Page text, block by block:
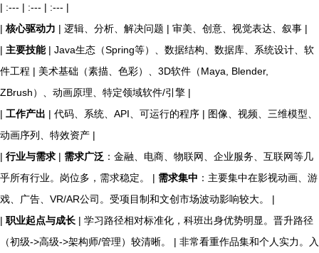
| :--- | :--- | :--- |
| 核心驱动力 | 逻辑、分析、解决问题 | 审美、创意、视觉表达、叙事 |
| 主要技能| Java生态（Spring等）、数据结构、数据库、系统设计、软
件工程 | 美术基础（素描、色彩）、3D软件（Maya, Blender,
ZBrush）、动画原理、特定领域软件/引擎 |
| 工作产出 | 代码、系统、API、可运行的程序 | 图像、视频、三维模型、
动画序列、特效资产 |
| 行业与需求 | 需求广泛 ：金融、电商、物联网、企业服务、互联网等几
乎所有行业。岗位多，需求稳定。 | 需求集中 ：主要集中在影视动画、游
戏、广告、VR/AR公司。受项目制和文创市场波动影响较大。 |
| 职业起点与成长 | 学习路径相对标准化，科班出身优势明显。晋升路径
（初级->高级->架构师/管理）较清晰。 | 非常看重作品集和个人实力。入